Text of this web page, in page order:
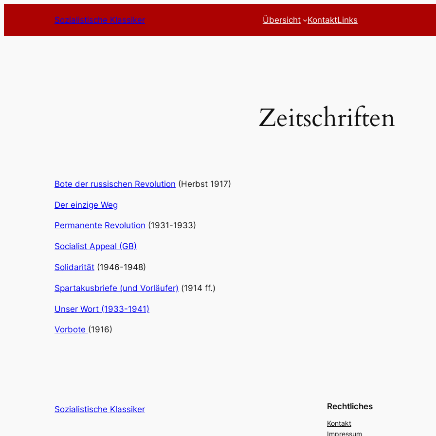
springen
Sozialistische Klassiker Übersicht KontaktLinks
Zeitschriften
Bote der russischen Revolution (Herbst 1917)
Der einzige Weg
Permanente Revolution (1931-1933)
Socialist Appeal (GB)
Solidarität (1946-1948)
Spartakusbriefe (und Vorläufer) (1914 ff.)
Unser Wort (1933-1941)
Vorbote (1916)
Sozialistische Klassiker Rechtliches
Kontakt
Impressum